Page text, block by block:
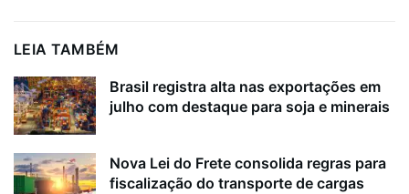
LEIA TAMBÉM
Brasil registra alta nas exportações em
julho com destaque para soja e minerais
Nova Lei do Frete consolida regras para
fiscalização do transporte de cargas